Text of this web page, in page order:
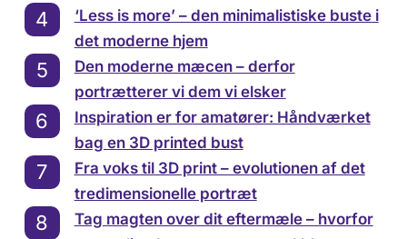
‘Less is more’ – den minimalistiske buste i
det moderne hjem
Den moderne mæcen – derfor
portrætterer vi dem vi elsker
Inspiration er for amatører: Håndværket
bag en 3D printed bust
Fra voks til 3D print – evolutionen af det
tredimensionelle portræt
Tag magten over dit eftermæle – hvorfor